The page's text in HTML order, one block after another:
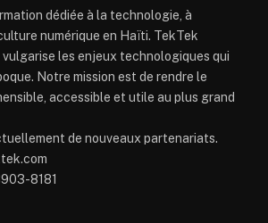
dédiée à la technologie, à
numérique en Haïti. TekTek
les enjeux technologiques qui
Notre mission est de rendre le
accessible et utile au plus grand
de nouveaux partenariats.
8181